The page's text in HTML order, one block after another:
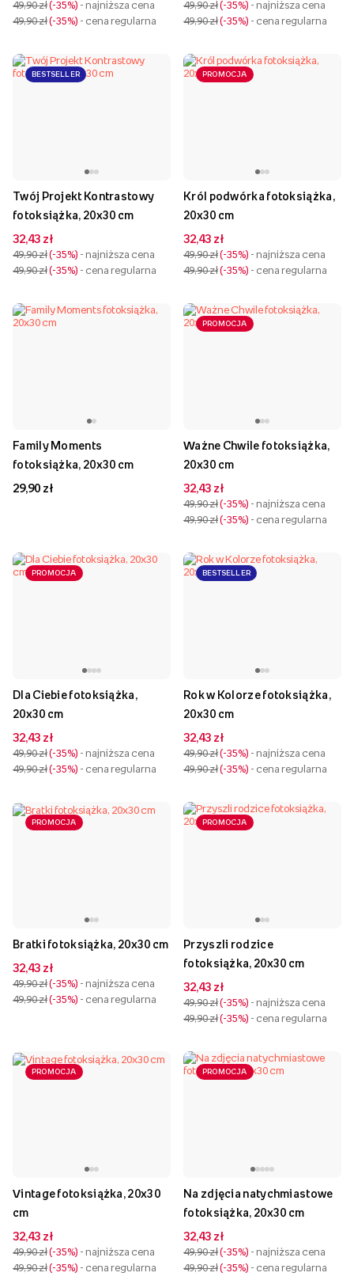
49,90 zł -35% - najniższa cena
49,90 zł -35% - cena regularna
49,90 zł -35% - najniższa cena
49,90 zł -35% - cena regularna
BESTSELLER
Twój Projekt Kontrastowy
fotoksiążka, 20x30 cm
32,43 zł
49,90 zł -35% - najniższa cena
49,90 zł -35% - cena regularna
PROMOCJA
Król podwórka fotoksiążka,
20x30 cm
32,43 zł
49,90 zł -35% - najniższa cena
49,90 zł -35% - cena regularna
Family Moments
fotoksiążka, 20x30 cm
29,90 zł
PROMOCJA
Ważne Chwile fotoksiążka,
20x30 cm
32,43 zł
49,90 zł -35% - najniższa cena
49,90 zł -35% - cena regularna
PROMOCJA
Dla Ciebie fotoksiążka,
20x30 cm
32,43 zł
49,90 zł -35% - najniższa cena
49,90 zł -35% - cena regularna
BESTSELLER
Rok w Kolorze fotoksiążka,
20x30 cm
32,43 zł
49,90 zł -35% - najniższa cena
49,90 zł -35% - cena regularna
PROMOCJA
Bratki fotoksiążka, 20x30 cm
32,43 zł
49,90 zł -35% - najniższa cena
49,90 zł -35% - cena regularna
PROMOCJA
Przyszli rodzice
fotoksiążka, 20x30 cm
32,43 zł
49,90 zł -35% - najniższa cena
49,90 zł -35% - cena regularna
PROMOCJA
Vintage fotoksiążka, 20x30
cm
32,43 zł
49,90 zł -35% - najniższa cena
49,90 zł -35% - cena regularna
PROMOCJA
Na zdjęcia natychmiastowe
fotoksiążka, 20x30 cm
32,43 zł
49,90 zł -35% - najniższa cena
49,90 zł -35% - cena regularna